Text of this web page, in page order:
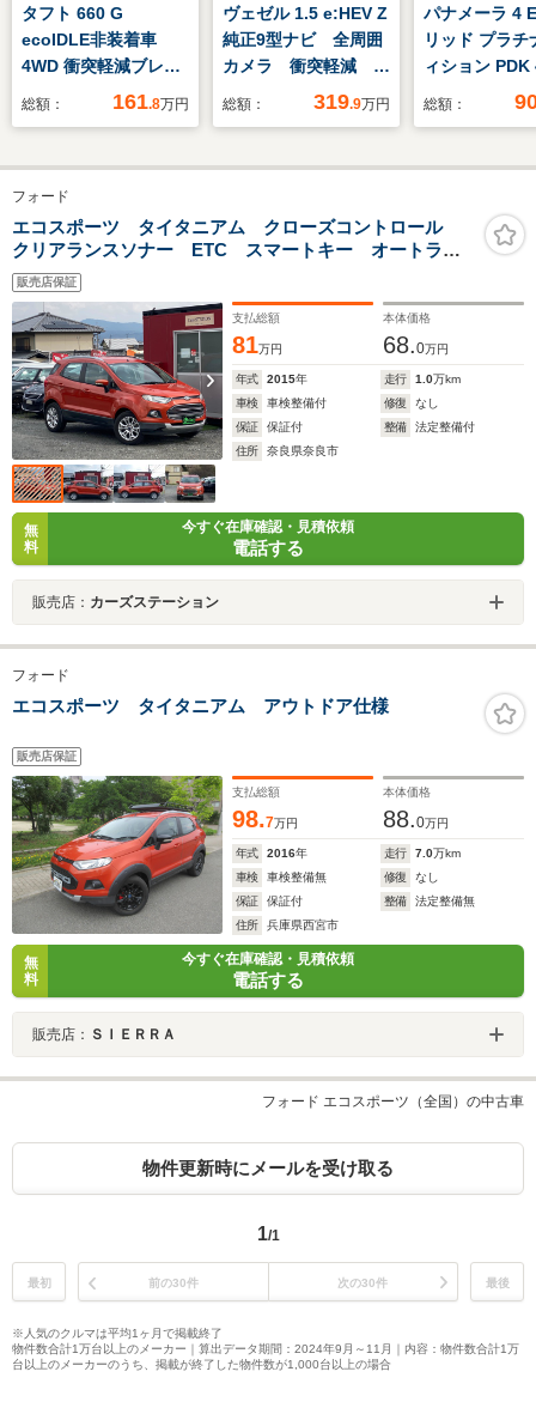
タフト 660 G
ecoIDLE非装着車
4WD 衝突軽減ブレー
キ プッシュスター
キ ステアリングコン
トローラー ガラスル
ーフ LEDヘッドライ
ト
総額： 161.8万円
ヴェゼル 1.5 e:HEV Z
純正9型ナビ 全周囲
カメラ 衝突軽減 禁
煙車 電動リアゲー
ドラレコ コーナーセ
ー LED ETC2.0
純正18インチAW オ
総額： 319.9万円
パナメーラ 4
リッド プラチ
ィション PDK
ベージュ革 ス
クス
14WAY PCM
周C HUD リア
Buemester 純
21AW 法人1
正規D車
総額：
フォード
エコスポーツ タイタニアム クローズコントロール
クリアランスソナー ETC スマートキー オートライ
ト 電動格納ミラー サイドエアバック
販売店保証
支払総額
81万円
本体価格
68.0万円
年式 2015年 走行 1.0万km
車検
車検整備付 修復
なし
保証
保証付 整備
法定整備付
住所
奈良県奈良市
無
料
今すぐ在庫確認・見積依頼
電話する
販売店： カーズステーション
フォード
エコスポーツ タイタニアム アウトドア仕様
販売店保証
支払総額
98.7万円
本体価格
88.0万円
年式 2016年 走行 7.0万km
車検
車検整備無 修復
なし
保証
保証付 整備
法定整備無
住所
兵庫県西宮市
無
料
今すぐ在庫確認・見積依頼
電話する
販売店： ＳＩＥＲＲＡ
フォード エコスポーツ（全国）の中古車
物件更新時にメールを受け取る
1/1
最初 前の30件 次の30件 最後
※人気のクルマは平均1ヶ月で掲載終了
物件数合計1万台以上のメーカー｜算出データ期間：2024年9月～11月｜内容：物件数合計1万
台以上のメーカーのうち、掲載が終了した物件数が1,000台以上の場合